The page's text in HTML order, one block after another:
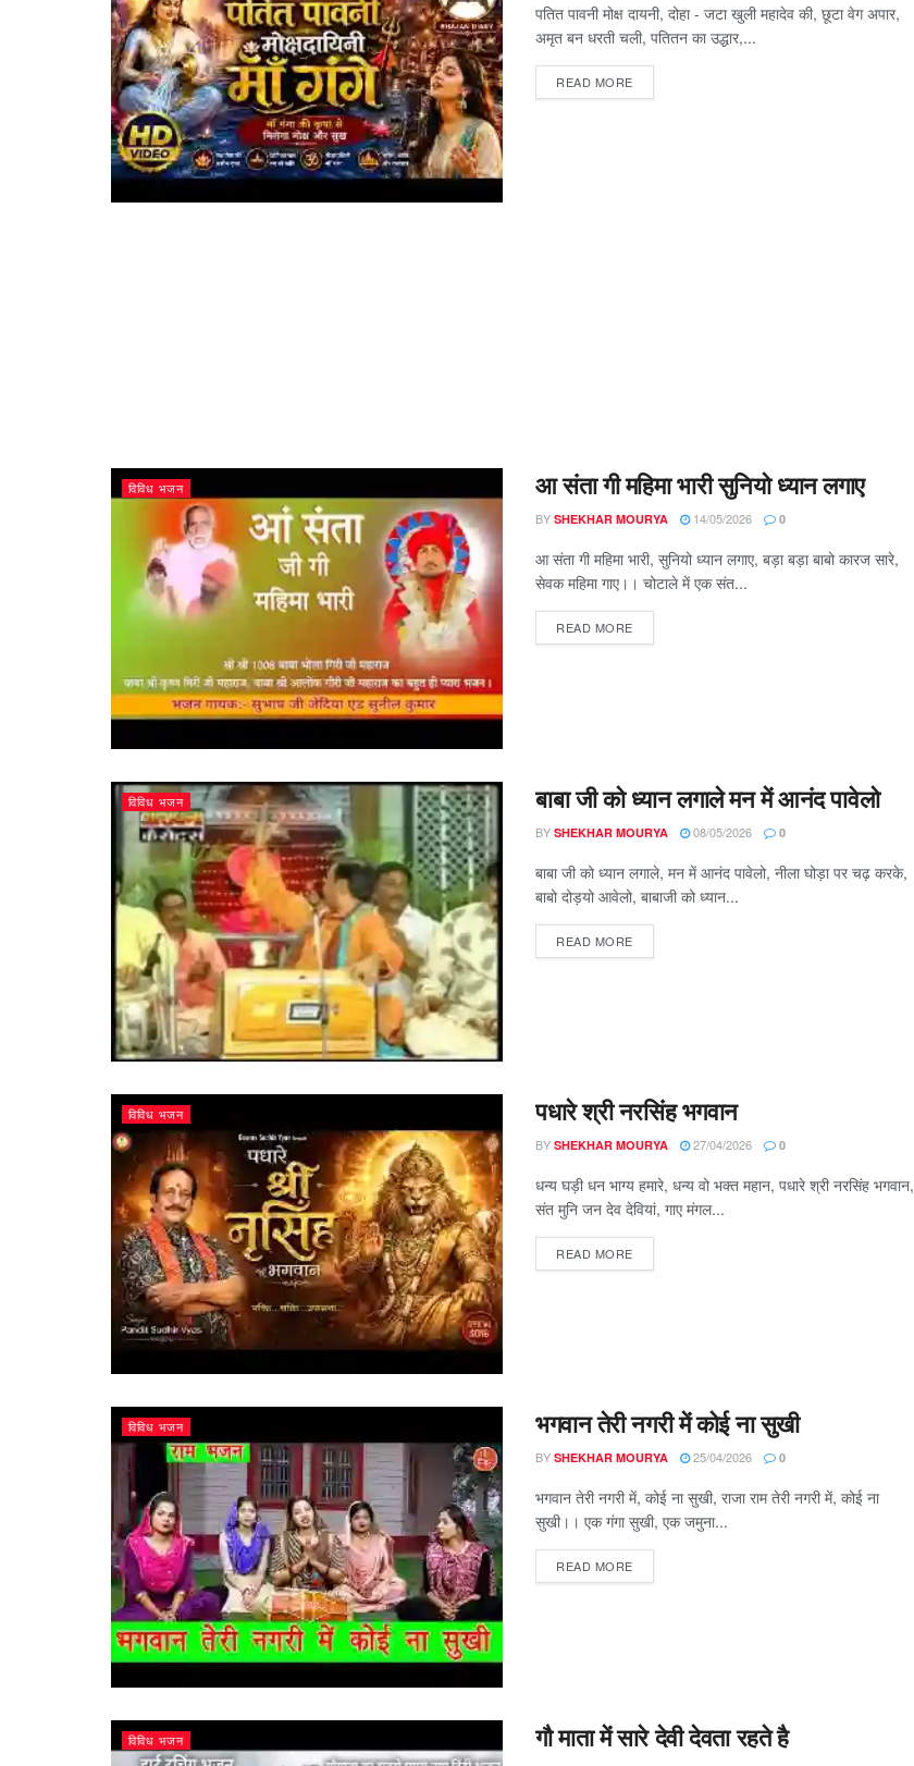
पतित पावनी मोक्ष दायनी, दोहा - जटा खुली महादेव की, छूटा वेग अपार,
अमृत बन धरती चली, पतितन का उद्धार,...
READ MOREDETAILS
विविध भजन आ संता गी महिमा भारी सुनियो ध्यान लगाए
BY SHEKHAR MOURYA 14/05/2026 0
आ संता गी महिमा भारी, सुनियो ध्यान लगाए, बड़ा बड़ा बाबो कारज सारे,
सेवक महिमा गाए।। चोटाले में एक संत...
READ MOREDETAILS
विविध भजन बाबा जी को ध्यान लगाले मन में आनंद पावेलो
BY SHEKHAR MOURYA 08/05/2026 0
बाबा जी को ध्यान लगाले, मन में आनंद पावेलो, नीला घोड़ा पर चढ़ करके,
बाबो दोड़यो आवेलो, बाबाजी को ध्यान...
READ MOREDETAILS
विविध भजन पधारे श्री नरसिंह भगवान
BY SHEKHAR MOURYA 27/04/2026 0
धन्य घड़ी धन भाग्य हमारे, धन्य वो भक्त महान, पधारे श्री नरसिंह भगवान,
संत मुनि जन देव देवियां, गाए मंगल...
READ MOREDETAILS
विविध भजन भगवान तेरी नगरी में कोई ना सुखी
BY SHEKHAR MOURYA 25/04/2026 0
भगवान तेरी नगरी में, कोई ना सुखी, राजा राम तेरी नगरी में, कोई ना
सुखी।। एक गंगा सुखी, एक जमुना...
READ MOREDETAILS
विविध भजन गौ माता में सारे देवी देवता रहते है